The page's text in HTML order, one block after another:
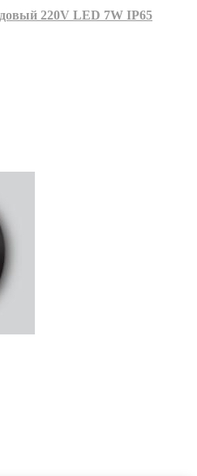
220V LED 7W IP65